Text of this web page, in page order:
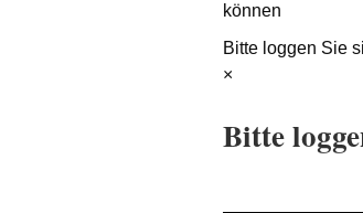
können
Bitte loggen Sie
×
Bitte